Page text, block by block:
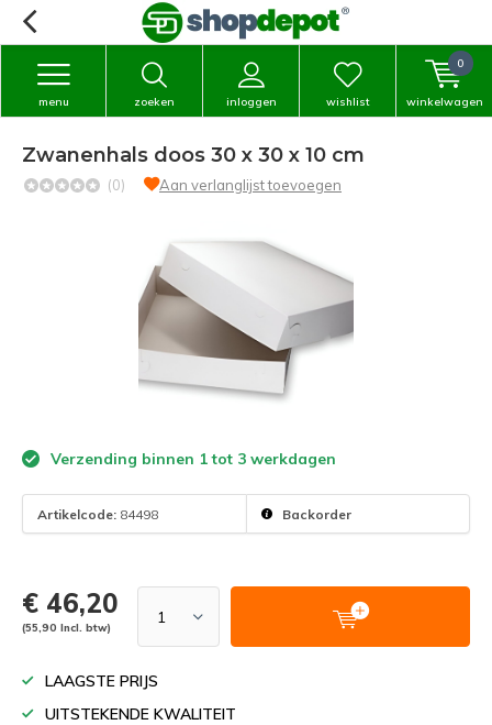
zoeken inloggen
menu wishlist winkelwagen
0
Zwanenhals doos 30 x 30 x 10 cm
(0) Aan verlanglijst toevoegen
Verzending binnen 1 tot 3 werkdagen
Artikelcode: 84498 Backorder
€ 46,20
(55,90 Incl. btw)
LAAGSTE PRIJS
UITSTEKENDE KWALITEIT